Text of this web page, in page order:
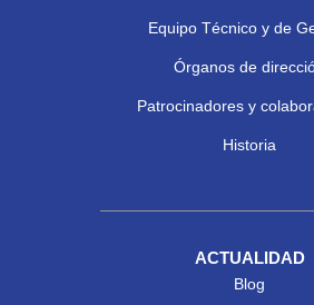
Equipo Técnico y de
Órganos de
Patrocinadores y
Historia
ACTUALIDAD
Blog